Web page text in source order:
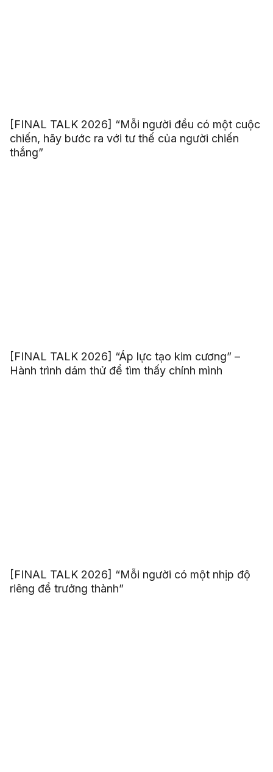
[FINAL TALK 2026] “Mỗi người đều có một cuộc
chiến, hãy bước ra với tư thế của người chiến
thắng”
[FINAL TALK 2026] “Áp lực tạo kim cương” –
Hành trình dám thử để tìm thấy chính mình
[FINAL TALK 2026] “Mỗi người có một nhịp độ
riêng để trưởng thành”